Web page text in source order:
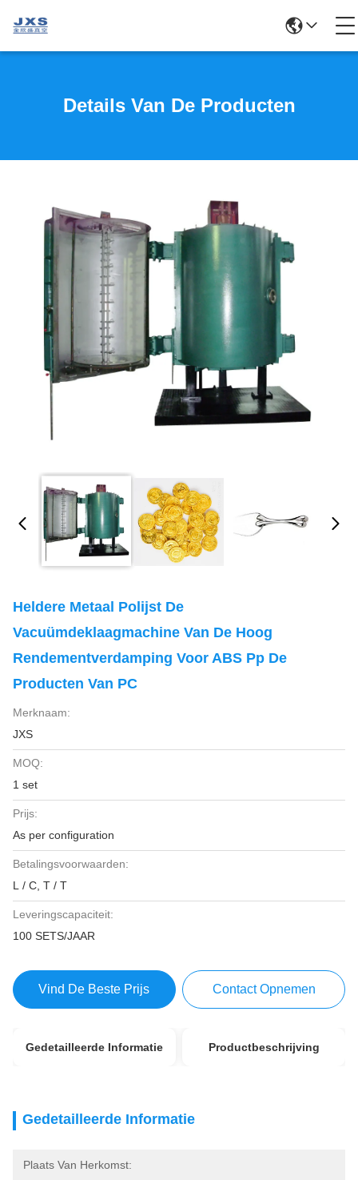
Details Van De Producten
Heldere Metaal Polijst De
Vacuümdeklaagmachine Van De Hoog
Rendementverdamping Voor ABS Pp De
Producten Van PC
Merknaam:
JXS
MOQ:
1 set
Prijs:
As per configuration
Betalingsvoorwaarden:
L / C, T / T
Leveringscapaciteit:
100 SETS/JAAR
Vind De Beste Prijs Contact Opnemen
Gedetailleerde Informatie Productbeschrijving
Gedetailleerde Informatie
Plaats Van Herkomst: